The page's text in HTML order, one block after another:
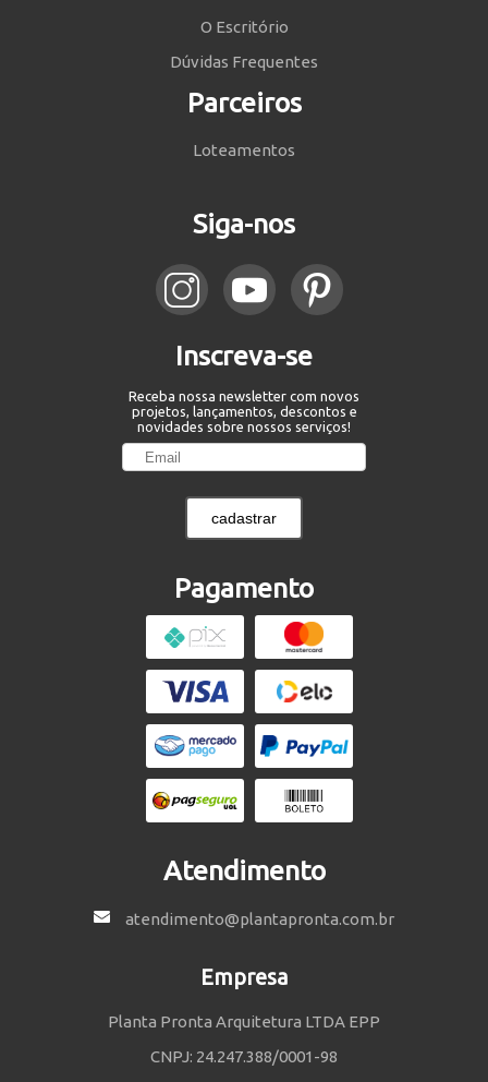
O Escritório
Dúvidas Frequentes
Parceiros
Loteamentos
Siga-nos
Inscreva-se
Receba nossa newsletter com novos
projetos, lançamentos, descontos e
novidades sobre nossos serviços!
cadastrar
Pagamento
Atendimento
atendimento@plantapronta.com.br
Empresa
Planta Pronta Arquitetura LTDA EPP
CNPJ: 24.247.388/0001-98